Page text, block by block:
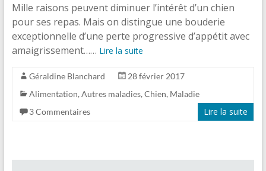
Mille raisons peuvent diminuer l’intérêt d’un chien
pour ses repas. Mais on distingue une bouderie
exceptionnelle d’une perte progressive d’appétit avec
amaigrissement…… Lire la suite
Géraldine Blanchard
28 février 2017
Alimentation, Autres maladies, Chien, Maladie
3 Commentaires
Lire la suite